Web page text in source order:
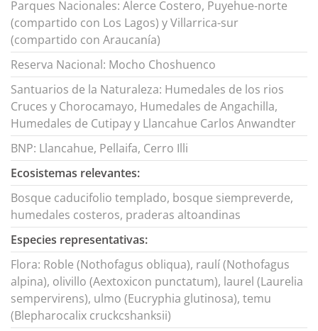
Parques Nacionales: Alerce Costero, Puyehue-norte
(compartido con Los Lagos) y Villarrica-sur
(compartido con Araucanía)
Reserva Nacional: Mocho Choshuenco
Santuarios de la Naturaleza: Humedales de los rios
Cruces y Chorocamayo, Humedales de Angachilla,
Humedales de Cutipay y Llancahue Carlos Anwandter
BNP: Llancahue, Pellaifa, Cerro Illi
Ecosistemas relevantes:
Bosque caducifolio templado, bosque siempreverde,
humedales costeros, praderas altoandinas
Especies representativas:
Flora: Roble (Nothofagus obliqua), raulí (Nothofagus
alpina), olivillo (Aextoxicon punctatum), laurel (Laurelia
sempervirens), ulmo (Eucryphia glutinosa), temu
(Blepharocalix cruckcshanksii)